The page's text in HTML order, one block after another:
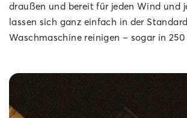
draußen und bereit für jeden Wind und
lassen sich ganz einfach in der
Waschmaschine reinigen – sogar in 250